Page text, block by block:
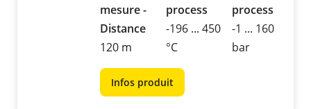
mesure -
Distance
120 m
process
-196 ... 450
°C
process
-1 ... 160
bar
Infos produit